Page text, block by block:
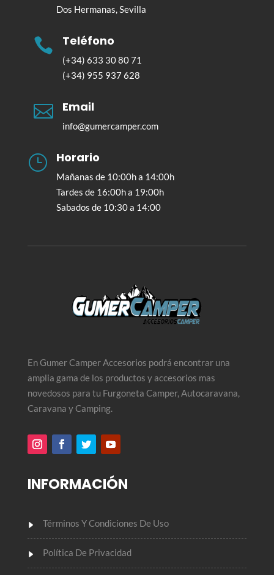
Dos Hermanas, Sevilla
 Teléfono
(+34) 633 30 80 71
(+34) 955 937 628
 Email
info@gumercamper.com
} Horario
Mañanas de 10:00h a 14:00h
Tardes de 16:00h a 19:00h
Sabados de 10:30 a 14:00
En Gumer Camper Accesorios podrá encontrar una
amplia gama de los productos y accesorios mas
novedosos para tu Furgoneta Camper, Autocaravana,
Caravana y Camping.
INFORMACIÓN
Términos Y Condiciones De Uso
Política De Privacidad